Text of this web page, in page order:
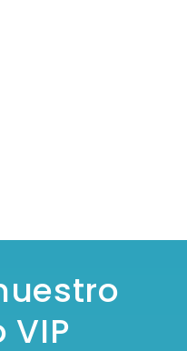
VIP